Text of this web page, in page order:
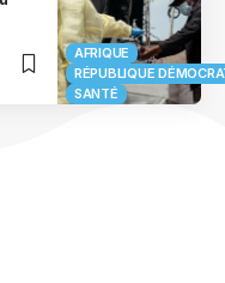
AFRIQUE
RÉPUBLIQUE
SANTÉ